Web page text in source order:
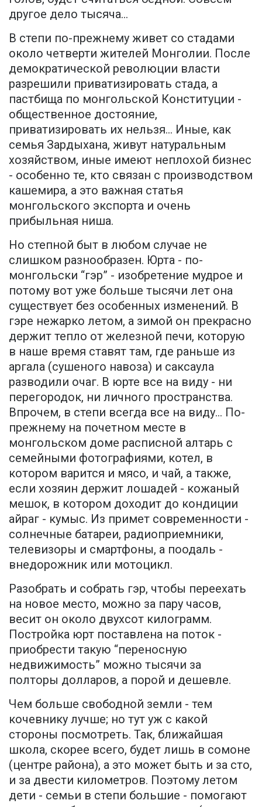
другое дело тысяча...
В степи по-прежнему живет со стадами
около четверти жителей Монголии. После
демократической революции власти
разрешили приватизировать стада, а
пастбища по монгольской Конституции -
общественное достояние,
приватизировать их нельзя... Иные, как
семья Зардыхана, живут натуральным
хозяйством, иные имеют неплохой бизнес
- особенно те, кто связан с производством
кашемира, а это важная статья
монгольского экспорта и очень
прибыльная ниша.
Но степной быт в любом случае не
слишком разнообразен. Юрта - по-
монгольски “гэр” - изобретение мудрое и
потому вот уже больше тысячи лет она
существует без особенных изменений. В
гэре нежарко летом, а зимой он прекрасно
держит тепло от железной печи, которую
в наше время ставят там, где раньше из
аргала (сушеного навоза) и саксаула
разводили очаг. В юрте все на виду - ни
перегородок, ни личного пространства.
Впрочем, в степи всегда все на виду... По-
прежнему на почетном месте в
монгольском доме расписной алтарь с
семейными фотографиями, котел, в
котором варится и мясо, и чай, а также,
если хозяин держит лошадей - кожаный
мешок, в котором доходит до кондиции
айраг - кумыс. Из примет современности -
солнечные батареи, радиоприемники,
телевизоры и смартфоны, а поодаль -
внедорожник или мотоцикл.
Разобрать и собрать гэр, чтобы переехать
на новое место, можно за пару часов,
весит он около двухсот килограмм.
Постройка юрт поставлена на поток -
приобрести такую “переносную
недвижимость” можно тысячи за
полторы долларов, а порой и дешевле.
Чем больше свободной земли - тем
кочевнику лучше; но тут уж с какой
стороны посмотреть. Так, ближайшая
школа, скорее всего, будет лишь в сомоне
(центре района), а это может быть и за сто,
и за двести километров. Поэтому летом
дети - семьи в степи большие - помогают